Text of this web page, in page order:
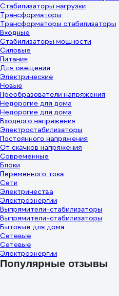
Стабилизаторы нагрузки
Трансформаторы
Трансформаторы стабилизаторы
Входные
Стабилизаторы мощности
Силовые
Питания
Для овещения
Электрические
Новые
Преобразователи напряжения
Недорогие для дома
Недорогие для дома
Входного напряжения
Электростабилизаторы
Постоянного напряжения
От скачков напряжения
Современные
Блоки
Переменного тока
Сети
Электричества
Электроэнергии
Выпрямители-стабилизаторы
Выпрямители-стабилизаторы
Бытовые для дома
Сетевые
Сетевые
Электроэнергии
Популярные отзывы